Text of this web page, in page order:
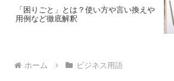
「困りごと」とは？使い方や言い換えや
用例など徹底解釈
ホーム ビジネス用語